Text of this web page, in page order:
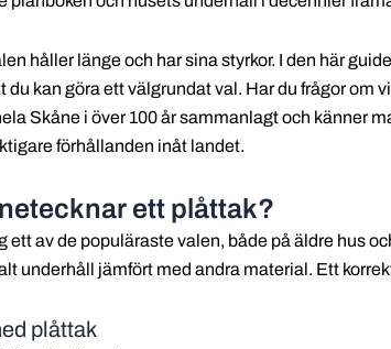
håller länge och har sina styrkor. I den här
du kan göra ett välgrundat val. Har du frågor
Skåne i över 100 år sammanlagt och känner
förhållanden inåt landet.
ett plåttak?
ett av de populäraste valen, både på äldre hus
underhåll jämfört med andra material. Ett
plåttak